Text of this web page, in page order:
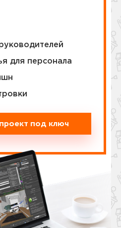
для персонала
под ключ